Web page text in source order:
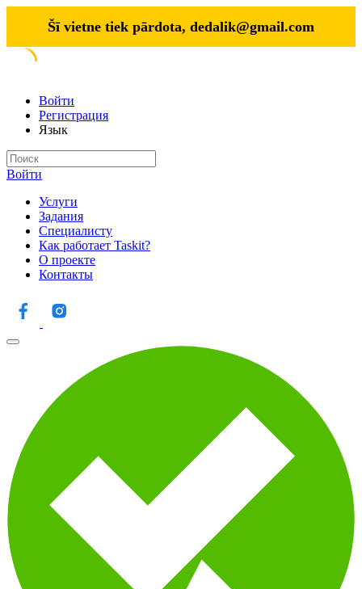
Šī vietne tiek pārdota, dedalik@gmail.com
Войти
Регистрация
Язык
Войти
Услуги
Задания
Специалисту
Как работает Taskit?
О проекте
Контакты